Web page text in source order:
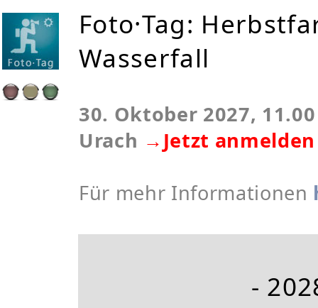
Foto·Tag:
Wasserfall
30. Oktober 2027,
Urach →Jetzt anmelden
Für mehr Informationen
-